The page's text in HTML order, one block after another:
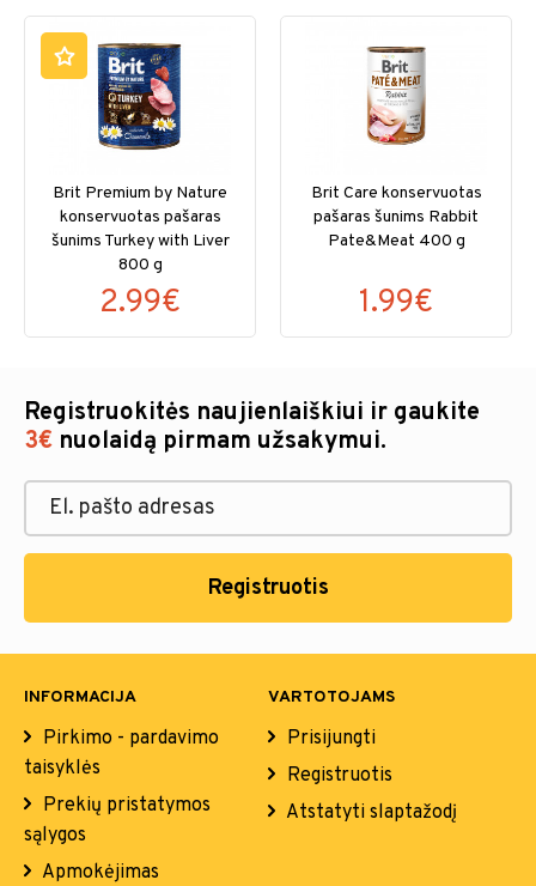
Brit Premium by Nature
konservuotas pašaras
šunims Turkey with Liver
800 g
2.99€
Brit Care konservuotas
pašaras šunims Rabbit
Pate&Meat 400 g
1.99€
Registruokitės naujienlaiškiui ir gaukite
3€ nuolaidą pirmam užsakymui.
Registruotis
INFORMACIJA
Pirkimo - pardavimo
taisyklės
Prekių pristatymos
sąlygos
Apmokėjimas
VARTOTOJAMS
Prisijungti
Registruotis
Atstatyti slaptažodį